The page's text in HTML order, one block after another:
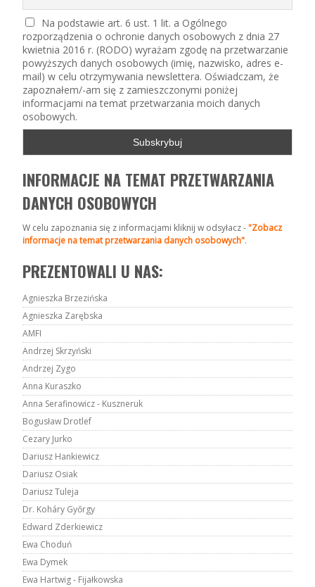
Na podstawie art. 6 ust. 1 lit. a Ogólnego
rozporządzenia o ochronie danych osobowych z dnia 27
kwietnia 2016 r. (RODO) wyrażam zgodę na przetwarzanie
powyższych danych osobowych (imię, nazwisko, adres e-
mail) w celu otrzymywania newslettera. Oświadczam, że
zapoznałem/-am się z zamieszczonymi poniżej
informacjami na temat przetwarzania moich danych
osobowych.
INFORMACJE NA TEMAT PRZETWARZANIA
DANYCH OSOBOWYCH
W celu zapoznania się z informacjami kliknij w odsyłacz -"Zobacz
informacje na temat przetwarzania danych osobowych".
PREZENTOWALI U NAS:
Agnieszka Brzezińska
Agnieszka Zarębska
AMFI
Andrzej Skrzyński
Andrzej Zygo
Anna Kuraszko
Anna Serafinowicz - Kuszneruk
Bogusław Drotlef
Cezary Jurko
Dariusz Hankiewicz
Dariusz Osiak
Dariusz Tuleja
Dr. Koháry Győrgy
Edward Zderkiewicz
Ewa Choduń
Ewa Dymek
Ewa Hartwig - Fijałkowska